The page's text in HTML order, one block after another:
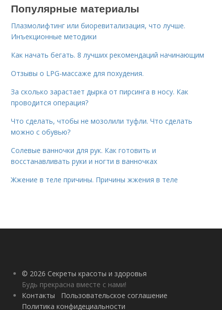
Популярные материалы
Плазмолифтинг или биоревитализация, что лучше.
Инъекционные методики
Как начать бегать. 8 лучших рекомендаций начинающим
Отзывы о LPG-массаже для похудения.
За сколько зарастает дырка от пирсинга в носу. Как
проводится операция?
Что сделать, чтобы не мозолили туфли. Что сделать
можно с обувью?
Солевые ванночки для рук. Как готовить и
восстанавливать руки и ногти в ванночках
Жжение в теле причины. Причины жжения в теле
© 2026 Секреты красоты и здоровья
Будь прекрасна вместе с нами!
Контакты
Пользовательское соглашение
Политика конфидециальности